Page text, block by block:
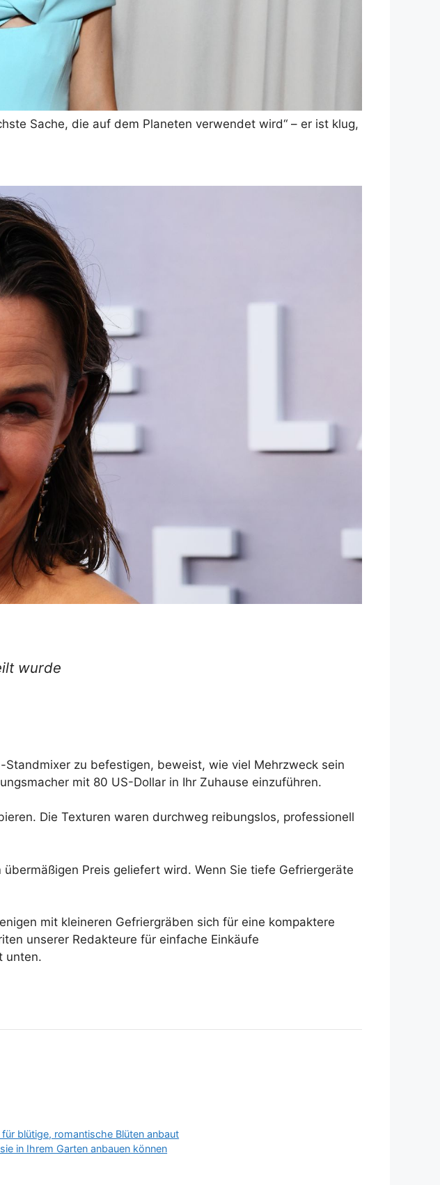
Sache, die auf dem Planeten verwendet wird“ – er ist klug,
wurde
zu befestigen, beweist, wie viel Mehrzweck sein
mit 80 US-Dollar in Ihr Zuhause einzuführen.
Die Texturen waren durchweg reibungslos, professionell
Preis geliefert wird. Wenn Sie tiefe Gefriergeräte
mit kleineren Gefriergräben sich für eine kompaktere
unserer Redakteure für einfache Einkäufe
unten.
blütige, romantische Blüten anbaut
in Ihrem Garten anbauen können